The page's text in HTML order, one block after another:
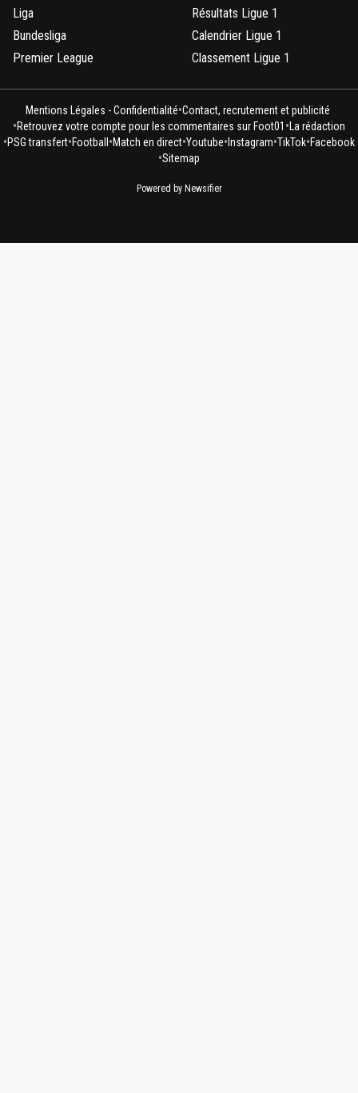
Liga
Bundesliga
Premier League
Résultats Ligue 1
Calendrier Ligue 1
Classement Ligue 1
Mentions Légales - Confidentialité•Contact, recrutement et publicité
•Retrouvez votre compte pour les commentaires sur Foot01 • La rédaction
•PSG transfert•Football •Match en direct•Youtube• Instagram•TikTok•Facebook
•Sitemap
Powered by Newsifier